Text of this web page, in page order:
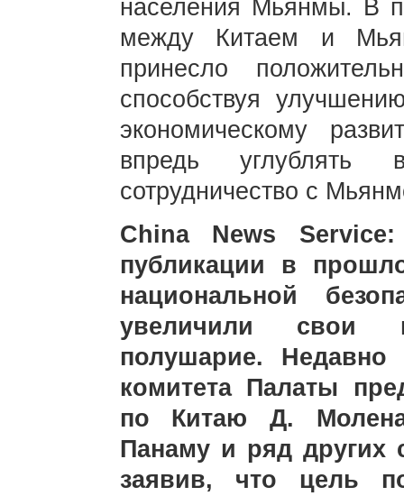
населения Мьянмы. В
между Китаем и
принесло
способствуя
экономическому
впредь углублять
сотрудничество с
China News
публикации в
национальной
увеличили свои
полушарие. Недавно
комитета Палаты
по Китаю Д.
Панаму и ряд других
заявив, что цель